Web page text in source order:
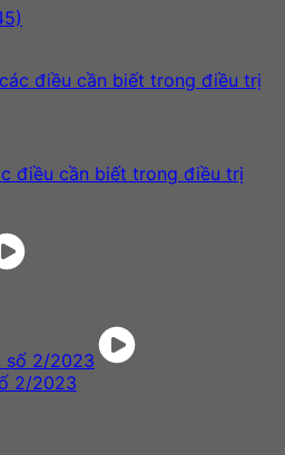
điều cần biết trong điều trị
2/2023